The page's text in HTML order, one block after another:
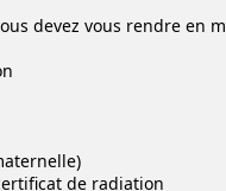
devez vous rendre en
de radiation